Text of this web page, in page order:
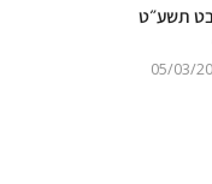
תשע״ט
05/03/